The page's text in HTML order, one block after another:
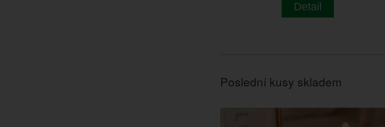
Detail
Poslední kusy skladem